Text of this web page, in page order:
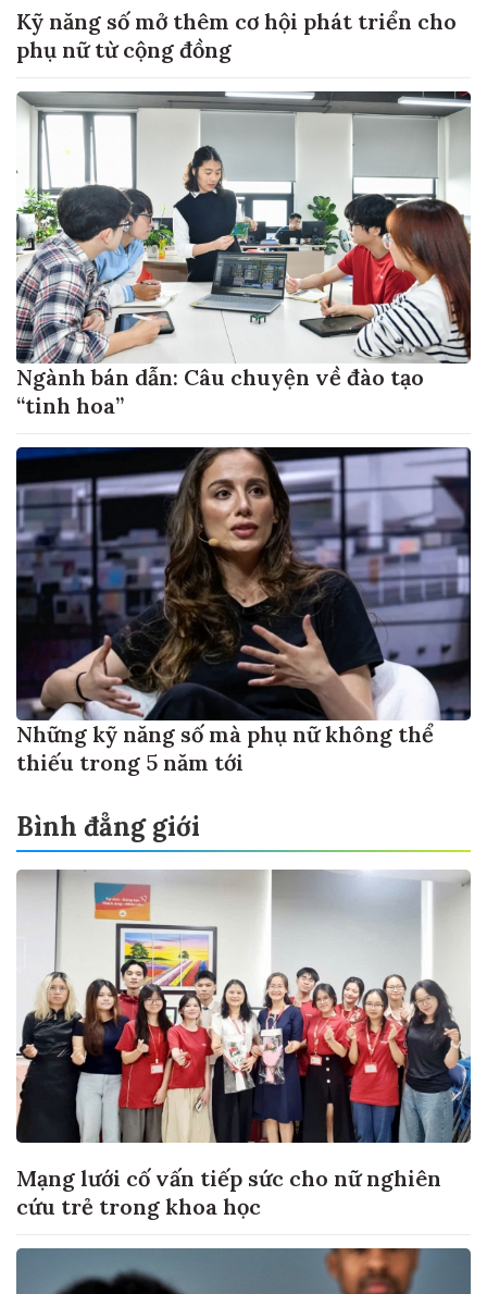
Kỹ năng số mở thêm cơ hội phát triển cho
phụ nữ từ cộng đồng
Ngành bán dẫn: Câu chuyện về đào tạo
“tinh hoa”
Những kỹ năng số mà phụ nữ không thể
thiếu trong 5 năm tới
Bình đẳng giới
Mạng lưới cố vấn tiếp sức cho nữ nghiên
cứu trẻ trong khoa học